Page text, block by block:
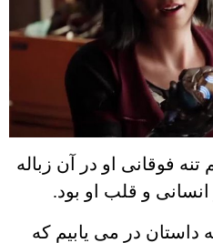
تنه فوقانی او در آن زباله
و قلب او بود.
داستان در می یابیم که